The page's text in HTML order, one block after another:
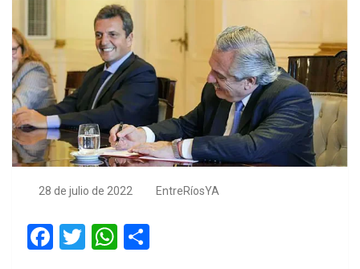
28 de julio de 2022 EntreRíosYA
F
T
W